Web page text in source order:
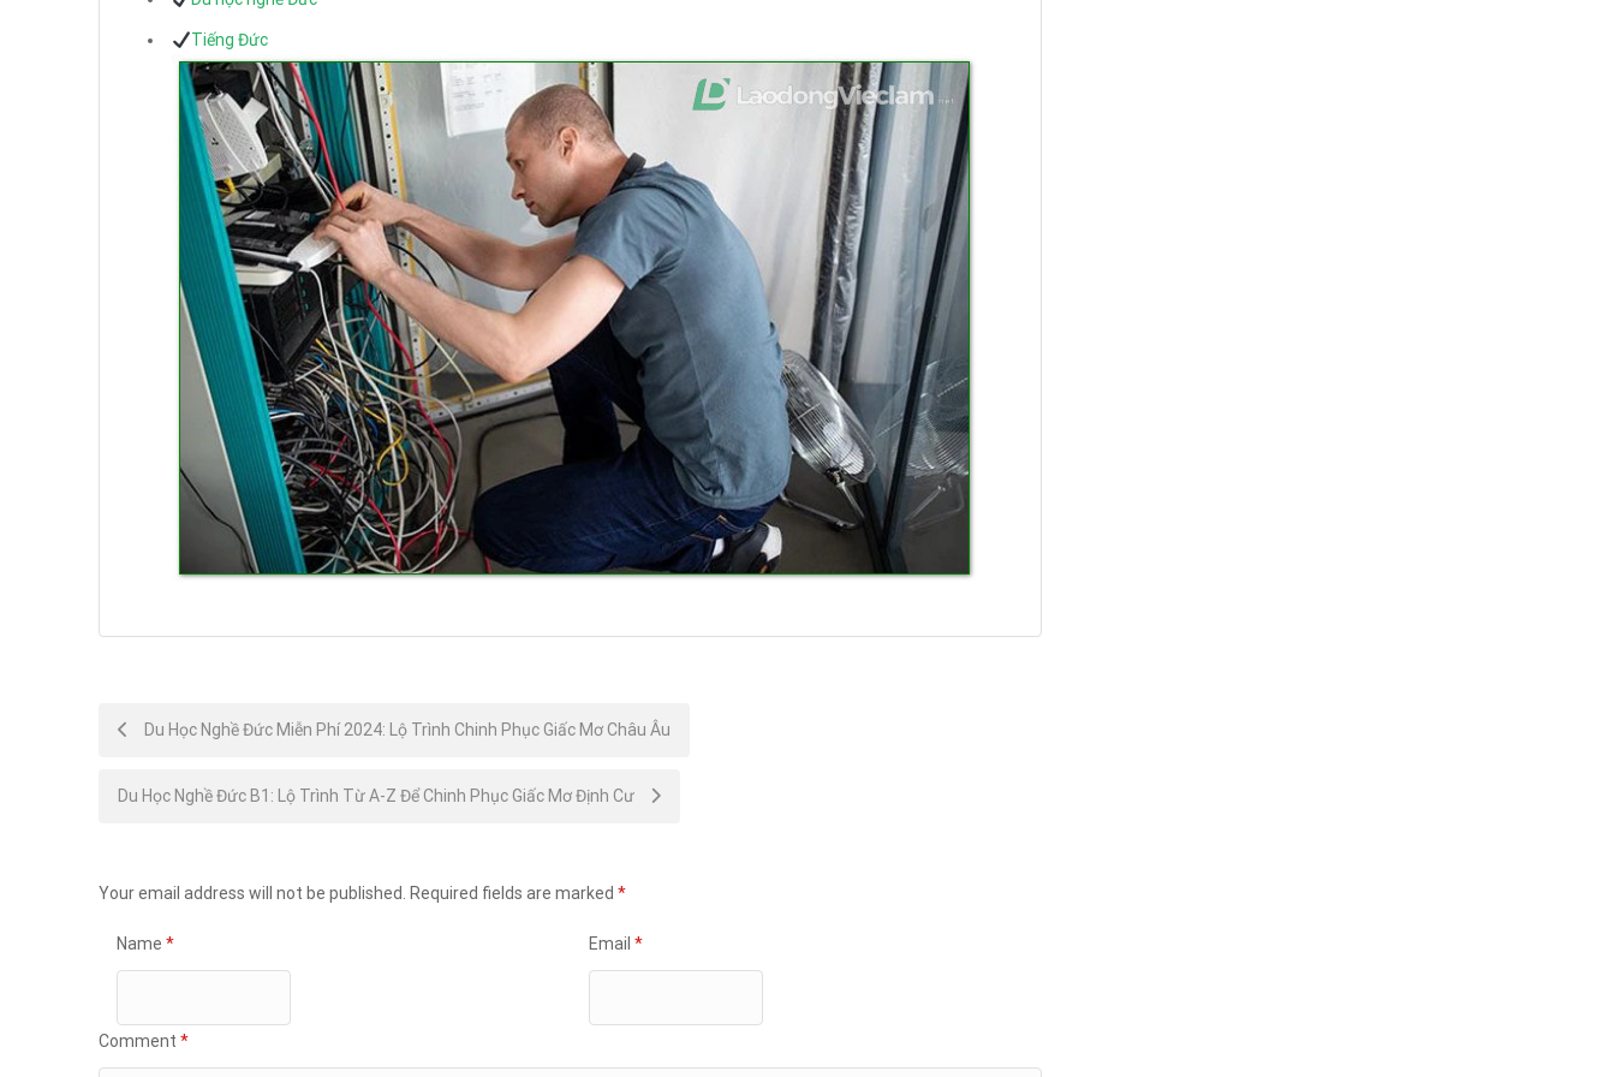
Tiếng Đức
Post
navigation
Du Học Nghề Đức Miễn Phí 2024: Lộ Trình Chinh Phục Giấc Mơ Châu Âu
Du Học Nghề Đức B1: Lộ Trình Từ A-Z Để Chinh Phục Giấc Mơ Định Cư
Your email address will not be published. Required fields are marked *
Name * Email *
Comment *